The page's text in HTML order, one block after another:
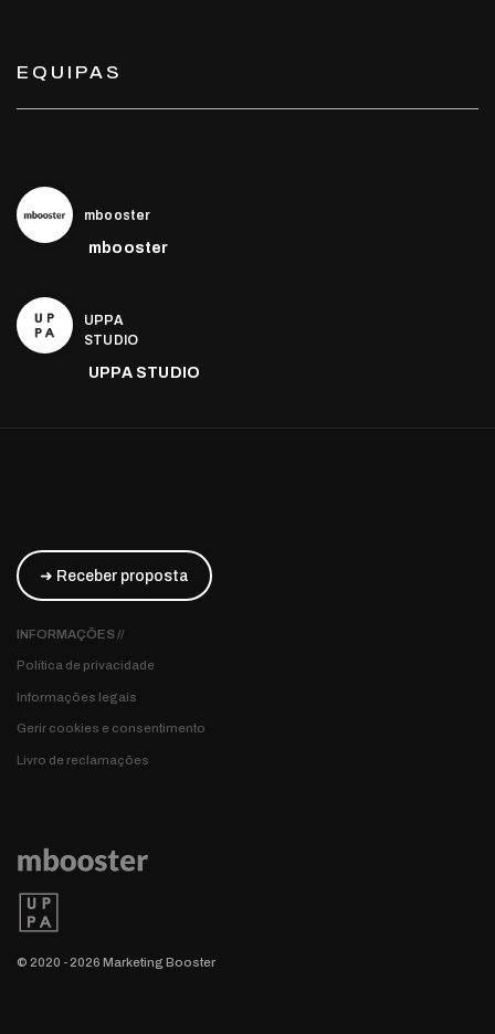
EQUIPAS
mbooster
mbooster
UPPA
STUDIO
UPPA STUDIO
➜ Receber proposta
INFORMAÇÕES //
Política de privacidade
Informações legais
Gerir cookies e consentimento
Livro de reclamações
© 2020 - 2026 Marketing Booster